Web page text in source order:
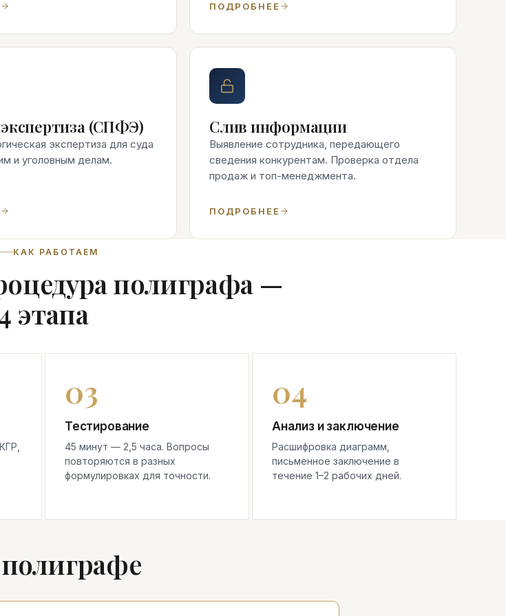
ПОДРОБНЕЕ
(СПФЭ)
экспертиза для суда
и уголовным делам.
Слив информации
Выявление сотрудника, передающего
сведения конкурентам. Проверка отдела
продаж и топ-менеджмента.
ПОДРОБНЕЕ
КАК РАБОТАЕМ
полиграфа —
этапа
Тестирование
45 минут — 2,5 часа. Вопросы
повторяются в разных
формулировках для точности.
Анализ и заключение
Расшифровка диаграмм,
письменное заключение в
течение 1–2 рабочих дней.